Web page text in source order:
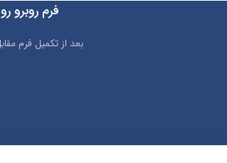
فرم روبرو
بعد از تکمیل فرم